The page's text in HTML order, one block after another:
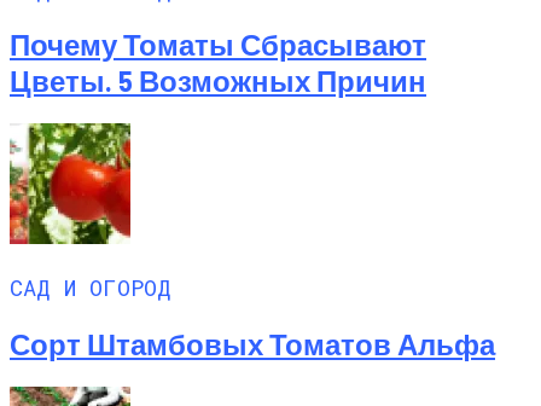
Почему Томаты Сбрасывают
Цветы. 5 Возможных Причин
САД И ОГОРОД
Сорт Штамбовых Томатов Альфа